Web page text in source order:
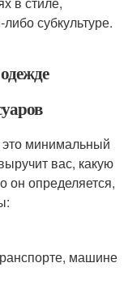
субкультуре.
минимальный
вас, какую
определяется,
машине